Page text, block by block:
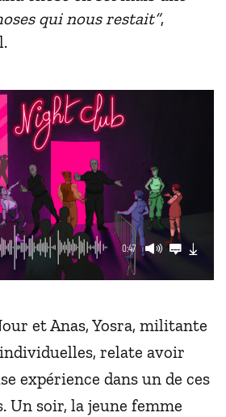
qui nous restait”,
0:47
et Anas, Yosra, militante
relate avoir
expérience dans un de ces
Un soir, la jeune femme